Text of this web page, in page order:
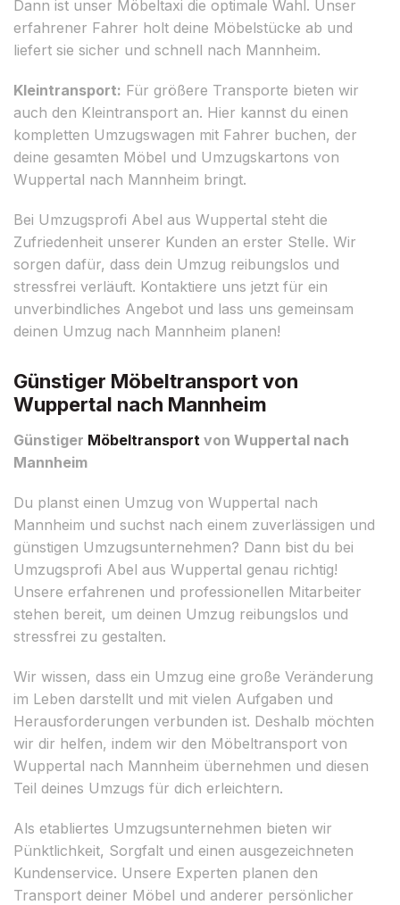
Dann ist unser Möbeltaxi die optimale Wahl. Unser
erfahrener Fahrer holt deine Möbelstücke ab und
liefert sie sicher und schnell nach Mannheim.
Kleintransport: Für größere Transporte bieten wir
auch den Kleintransport an. Hier kannst du einen
kompletten Umzugswagen mit Fahrer buchen, der
deine gesamten Möbel und Umzugskartons von
Wuppertal nach Mannheim bringt.
Bei Umzugsprofi Abel aus Wuppertal steht die
Zufriedenheit unserer Kunden an erster Stelle. Wir
sorgen dafür, dass dein Umzug reibungslos und
stressfrei verläuft. Kontaktiere uns jetzt für ein
unverbindliches Angebot und lass uns gemeinsam
deinen Umzug nach Mannheim planen!
Günstiger Möbeltransport von
Wuppertal nach Mannheim
Günstiger Möbeltransport von Wuppertal nach
Mannheim
Du planst einen Umzug von Wuppertal nach
Mannheim und suchst nach einem zuverlässigen und
günstigen Umzugsunternehmen? Dann bist du bei
Umzugsprofi Abel aus Wuppertal genau richtig!
Unsere erfahrenen und professionellen Mitarbeiter
stehen bereit, um deinen Umzug reibungslos und
stressfrei zu gestalten.
Wir wissen, dass ein Umzug eine große Veränderung
im Leben darstellt und mit vielen Aufgaben und
Herausforderungen verbunden ist. Deshalb möchten
wir dir helfen, indem wir den Möbeltransport von
Wuppertal nach Mannheim übernehmen und diesen
Teil deines Umzugs für dich erleichtern.
Als etabliertes Umzugsunternehmen bieten wir
Pünktlichkeit, Sorgfalt und einen ausgezeichneten
Kundenservice. Unsere Experten planen den
Transport deiner Möbel und anderer persönlicher